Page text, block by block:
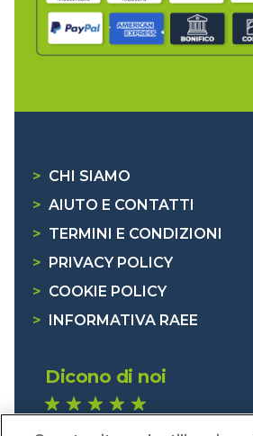
> CHI SIAMO
> AIUTO E CONTATTI
> TERMINI E CONDIZIONI
>
PRIVACY POLICY
> COOKIE POLICY
>
INFORMATIVA RAEE
Dicono di noi